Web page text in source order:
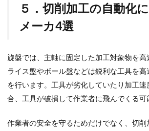
５．切削加工の自動化
メーカ4選
旋盤では、主軸に固定した加工対象物を高
ライス盤やボール盤などは鋭利な工具を
を行います。工具が劣化していたり加工
合、工具が破損して作業者に飛んでくる可
作業者の安全を守るためだけでなく、切